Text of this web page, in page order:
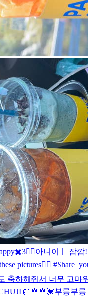
아니이ㅣ 잠깜
pictures❤️‍🔥
축하해줘서 너무 고
🎂🎂🎂💓부릉부릉